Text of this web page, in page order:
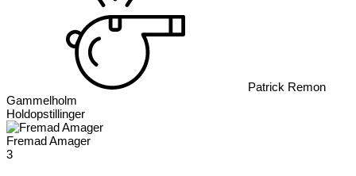
Patrick Remon
Gammelholm
Holdopstillinger
Fremad Amager
3